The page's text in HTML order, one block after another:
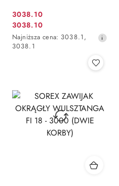
Cena
promocyjna:
3038.10
Cena
promocyjna:
3038.10
Najniższa
cena
obniżką
Najniższa cena: 3038.1,
3038.1